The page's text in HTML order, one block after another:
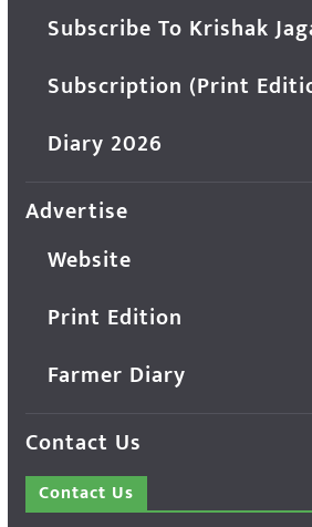
Subscribe To Krishak
Subscription (Print
Diary 2026
Advertise
Website
Print Edition
Farmer Diary
Contact Us
Contact Us